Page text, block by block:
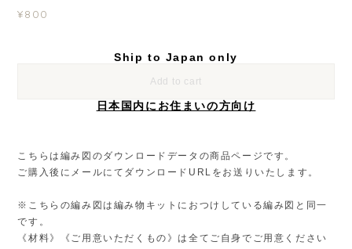
¥800
Ship to Japan only
Add to cart
日本国内にお住まいの方向け
こちらは編み図のダウンロードデータの商品ページです。
ご購入後にメールにてダウンロードURLをお送りいたします。
※こちらの編み図は編み物キットにおつけしている編み図と同一
です。
《材料》《ご用意いただくもの》は全てご自身でご用意ください